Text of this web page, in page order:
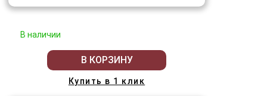
В наличии
В КОРЗИНУ
Купить в 1 клик